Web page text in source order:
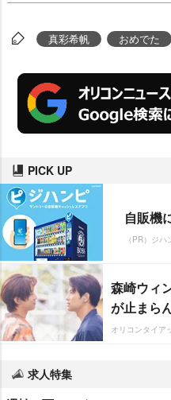
真彩希帆 おめでた
PICK UP
自販機
（PR）ジハ
森崎ウィ
が止まら
オリコンタイア
求人特集